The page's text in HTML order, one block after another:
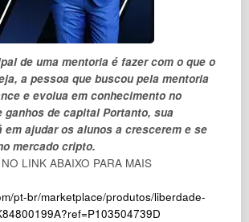
de uma mentoria é fazer com o que o
a pessoa que buscou pela mentoria
e evolua em conhecimento no
ganhos de capital Portanto, sua
ajudar os alunos a crescerem e se
mercado cripto.
LINK ABAIXO PARA MAIS
pt-br/marketplace/produtos/liberdade-